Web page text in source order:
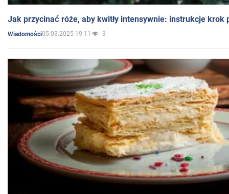
Jak przycinać róże, aby kwitły intensywnie: instrukcje krok
Wiadomości05.03.2025 19:11 3